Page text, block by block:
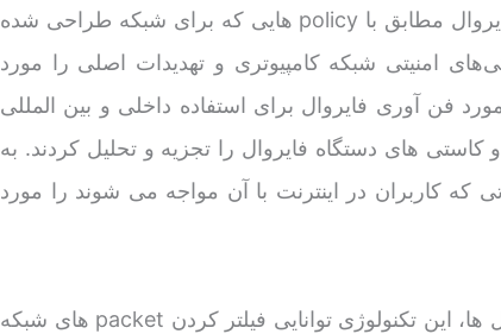
مساله در در صورتی است که فایروال مطابق با policy هایی که برای شبکه طراحی شده
امنیتی شبکه کامپیوتری و تهدیدات اصلی را مورد
فن آوری فایروال برای استفاده داخلی و بین المللی
کاستی های دستگاه فایروال را تجزیه و تحلیل کردند. به
که کاربران در اینترنت با آن مواجه می شوند را مورد
در روزهای آغازین فعالیت فایروال ها، این تکنولوژی توانایی فیلتر کردن packet های شبکه